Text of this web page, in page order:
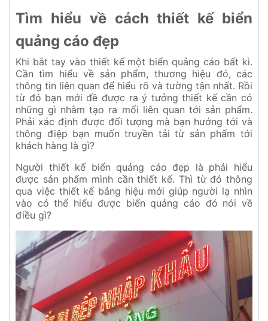
Tìm hiểu về cách thiết kế biển
quảng cáo đẹp
Khi bắt tay vào thiết kế một biển quảng cáo bất kì.
Cần tìm hiểu về sản phẩm, thương hiệu đó, các
thông tin liên quan để hiểu rõ và tường tận nhất. Rồi
từ đó bạn mới đề được ra ý tưởng thiết kế cần có
những gì nhằm tạo ra mối liên quan tới sản phẩm.
Phải xác định được đối tượng mà bạn hướng tới và
thông điệp bạn muốn truyền tải từ sản phẩm tới
khách hàng là gì?
Người thiết kế biển quảng cáo đẹp là phải hiểu
được sản phẩm mình cần thiết kế. Thì từ đó thông
qua việc thiết kế bảng hiệu mới giúp người lạ nhìn
vào có thể hiểu được biển quảng cáo đó nói về
điều gì?